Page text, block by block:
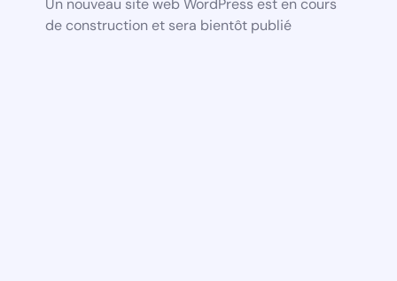
Un nouveau site web WordPress est en cours
de construction et sera bientôt publié